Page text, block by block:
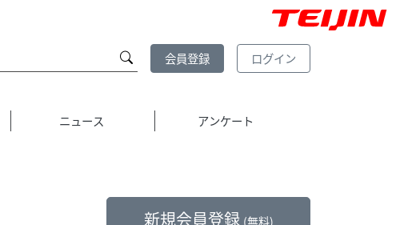
ログイン
会員登録
ニュース アンケート
新規会員登録 (無料)